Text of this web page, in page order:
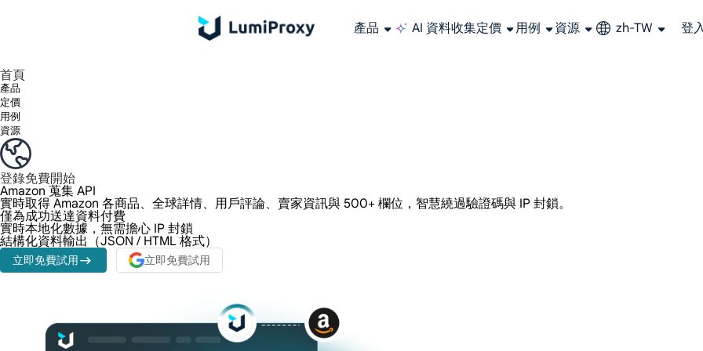
產品 AI 資料收集定價 用例 資源 zh-TW 登
首頁
產品
定價
用例
資源
登錄免費開始
Amazon 蒐集 API
實時取得 Amazon 各商品、全球詳情、用戶評論、賣家資訊與 500+ 欄位，智慧繞過驗證碼與 IP 封鎖。
僅為成功送達資料付費
實時本地化數據，無需擔心 IP 封鎖
結構化資料輸出（JSON / HTML 格式）
立即免費試用 立即免費試用